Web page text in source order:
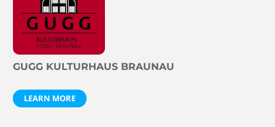
GUGG KULTURHAUS BRAUNAU
LEARN MORE